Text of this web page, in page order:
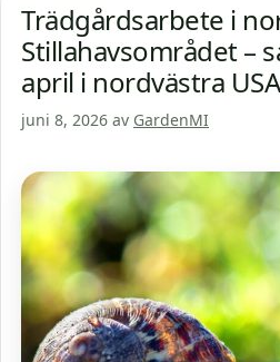
Trädgårdsarbete i
Stillahavsområdet –
april i nordvästra USA
juni 8, 2026 av GardenMI